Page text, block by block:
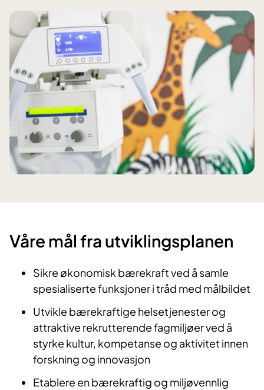
​Våre mål fra utviklingsplanen
Sikre økonomisk bærekraft ved å samle
spesialiserte funksjoner i tråd med målbildet
Utvikle bærekraftige helsetjenester og
attraktive rekrutterende fagmiljøer ved å
styrke kultur, kompetanse og aktivitet innen
forskning og innovasjon
Etablere en bærekraftig og miljøvennlig